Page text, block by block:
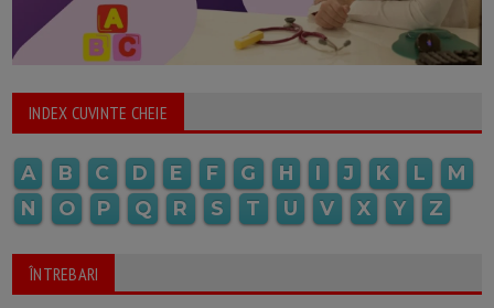
INDEX CUVINTE CHEIE
A B C D E F G H I J K L
M
N
O P Q R S T U V X Y Z
ÎNTREBARI